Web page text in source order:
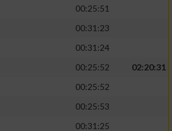
00:25:51
00:31:23
00:31:24
00:25:52
02:20:31
00:25:52
00:25:53
00:31:25